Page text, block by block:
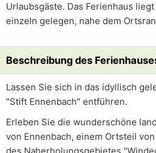
Urlaubsgäste. Das Ferienhaus
einzeln gelegen, nahe dem
Beschreibung des
Lassen Sie sich in das idyllisch
"Stift Ennenbach" entführen.
Erleben Sie die wunderschöne
von Ennenbach, einem Ortsteil